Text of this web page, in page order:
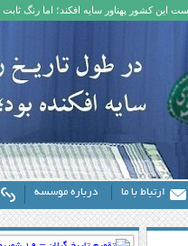
کشور پهناور سایه افکند؛ اما رنگ ثابت
ارتباط با ما درباره موسسه